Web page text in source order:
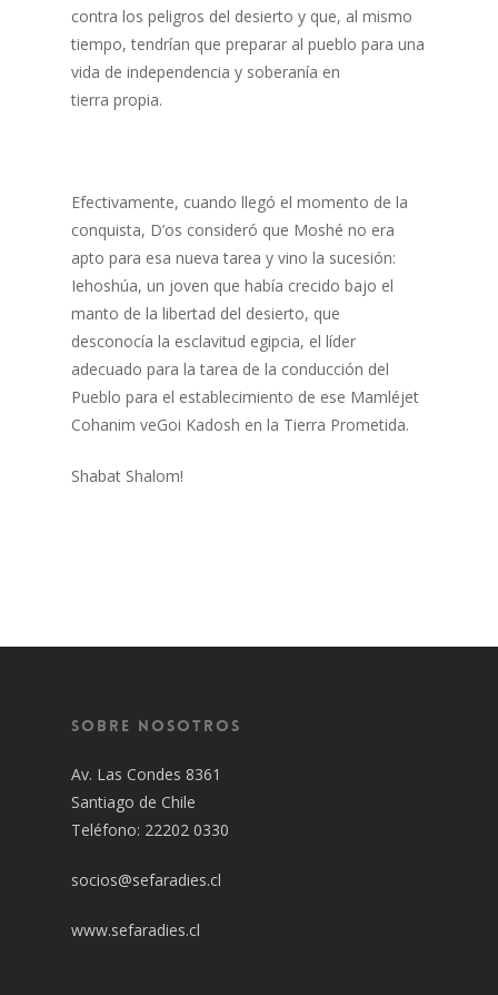
contra los peligros del desierto y que, al mismo
tiempo, tendrían que preparar al pueblo para una
vida de independencia y soberanía en
tierra propia.
Efectivamente, cuando llegó el momento de la
conquista, D’os consideró que Moshé no era
apto para esa nueva tarea y vino la sucesión:
Iehoshúa, un joven que había crecido bajo el
manto de la libertad del desierto, que
desconocía la esclavitud egipcia, el líder
adecuado para la tarea de la conducción del
Pueblo para el establecimiento de ese Mamléjet
Cohanim veGoi Kadosh en la Tierra Prometida.
Shabat Shalom!
Sobre Nosotros
Av. Las Condes 8361
Santiago de Chile
Teléfono: 22202 0330
socios@sefaradies.cl
www.sefaradies.cl